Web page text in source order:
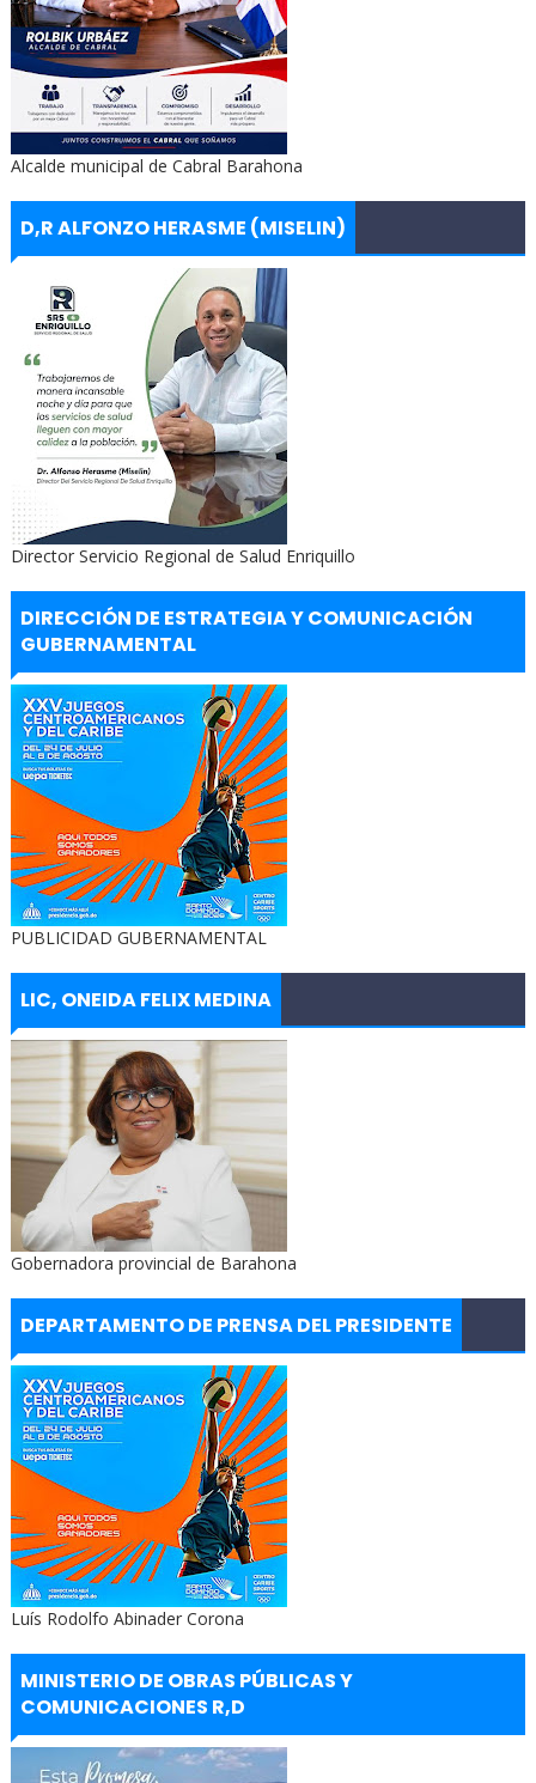
Alcalde municipal de Cabral Barahona
D,R ALFONZO HERASME (MISELIN)
Director Servicio Regional de Salud Enriquillo
DIRECCIÓN DE ESTRATEGIA Y COMUNICACIÓN
GUBERNAMENTAL
PUBLICIDAD GUBERNAMENTAL
LIC, ONEIDA FELIX MEDINA
Gobernadora provincial de Barahona
DEPARTAMENTO DE PRENSA DEL PRESIDENTE
Luís Rodolfo Abinader Corona
MINISTERIO DE OBRAS PÚBLICAS Y
COMUNICACIONES R,D